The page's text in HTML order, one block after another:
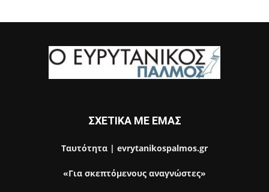
ΣΧΕΤΙΚΑ ΜΕ ΕΜΑΣ
Ταυτότητα | evrytanikospalmos.gr
«Για σκεπτόμενους αναγνώστες»